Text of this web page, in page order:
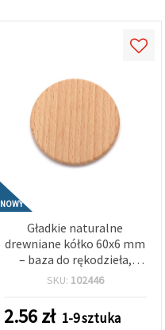
NOWY
Gładkie naturalne
drewniane kółko 60x6 mm
– baza do rękodzieła,
decoupage i dekoracji
SKU: 102446
2.56zł 1-9 sztuka